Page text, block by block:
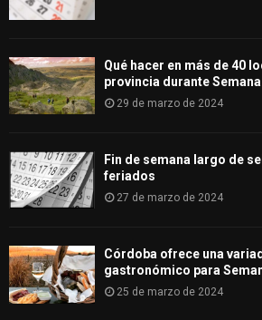
Qué hacer en más de 40
provincia durante Semana
29 de marzo de 2024
Fin de semana largo de
feriados
27 de marzo de 2024
Córdoba ofrece una
gastronómico para
25 de marzo de 2024